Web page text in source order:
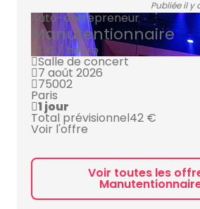
Publiée il y
Auto-entrepreneur
Manutentionnaire
14 € / heure
Salle de concert
7 août 2026
75002
Paris
1 jour
Total prévisionnel42 €
Voir l'offre
Voir toutes les